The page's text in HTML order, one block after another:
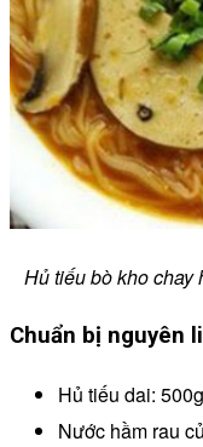
Hủ tiếu bò kho
Chuẩn bị nguyên
Hủ tiếu dai: 500g
Nước hầm rau